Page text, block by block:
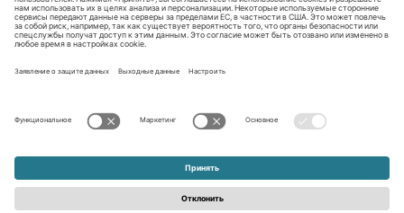
Выходные данные
Система информирования о нарушениях
Общие условия заключения сделок
Положение о защите персональных данных